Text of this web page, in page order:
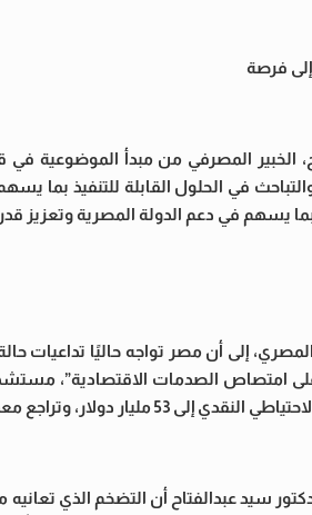
فرصة
الخبير المصرفي من مبدأ الموضوعية
في الحلول القابلة للتنفيذ بما
يسهم في دعم الدولة المصرية وتعزيز
إلى أن مصر تواجه حاليًا تداعيات
امتصاص الصدمات الاقتصادية”،
سيد عبدالفتاح أن التضخم الذي